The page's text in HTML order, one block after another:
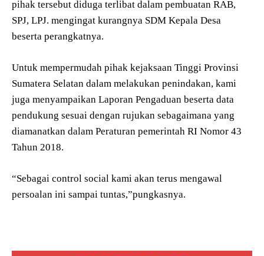
pihak tersebut diduga terlibat dalam pembuatan RAB,
SPJ, LPJ. mengingat kurangnya SDM Kepala Desa
beserta perangkatnya.
Untuk mempermudah pihak kejaksaan Tinggi Provinsi
Sumatera Selatan dalam melakukan penindakan, kami
juga menyampaikan Laporan Pengaduan beserta data
pendukung sesuai dengan rujukan sebagaimana yang
diamanatkan dalam Peraturan pemerintah RI Nomor 43
Tahun 2018.
“Sebagai control social kami akan terus mengawal
persoalan ini sampai tuntas,”pungkasnya.